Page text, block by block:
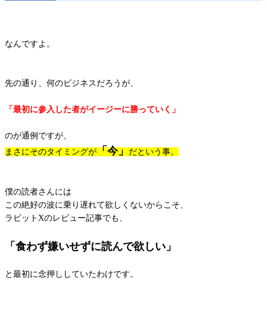
なんですよ。
先の通り、何のビジネスだろうが、
「最初に参入した者がイージーに勝っていく」
のが通例ですが、
まさにそのタイミングが「今」だという事。
僕の読者さんには
この絶好の波に乗り遅れて欲しくないからこそ、
ラビットXのレビュー記事でも、
「食わず嫌いせずに読んで欲しい」
と最初に念押ししていたわけです。